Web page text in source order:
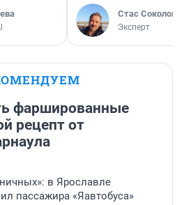
Стас Соколов
Эксперт
фаршированные
рецепт от
в Ярославле
пассажира «Яавтобуса»